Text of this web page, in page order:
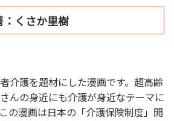
くさか里樹
介護を題材にした漫画です。超高齢
んの身近にも介護が身近なテーマに
の漫画は日本の「介護保険制度」開